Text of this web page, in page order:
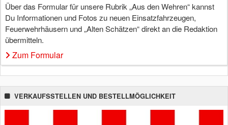
Über das Formular für unsere Rubrik „Aus den Wehren“ kannst
Du Informationen und Fotos zu neuen Einsatzfahrzeugen,
Feuerwehrhäusern und „Alten Schätzen“ direkt an die Redaktion
übermitteln.
Zum Formular
VERKAUFSSTELLEN UND BESTELLMÖGLICHKEIT